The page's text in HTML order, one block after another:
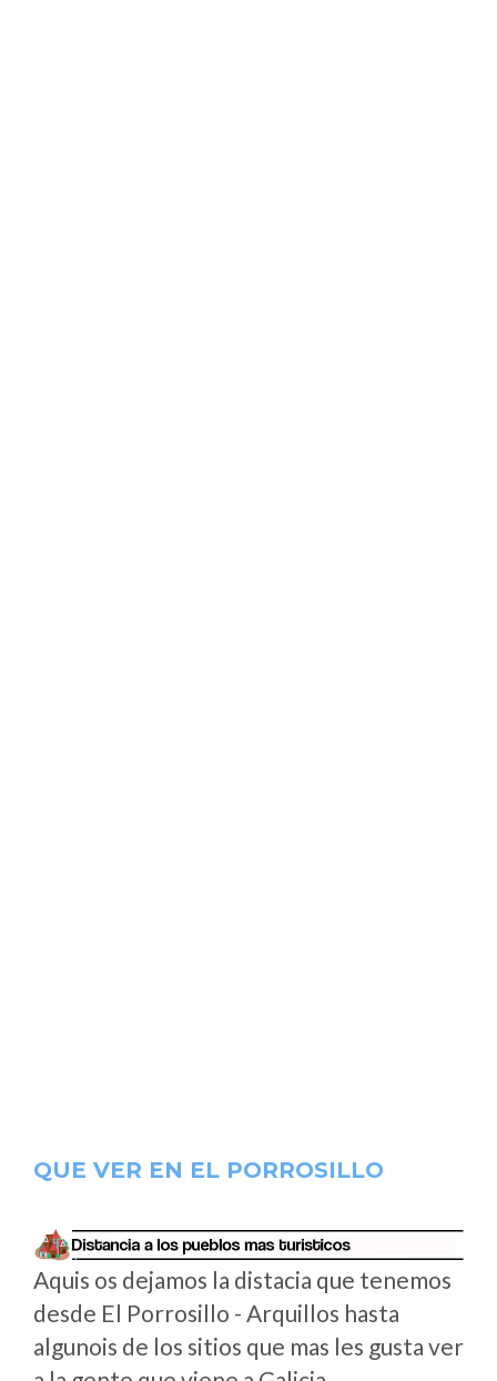
QUE VER EN EL PORROSILLO
Aquis os dejamos la distacia que tenemos
desde El Porrosillo - Arquillos hasta
algunois de los sitios que mas les gusta ver